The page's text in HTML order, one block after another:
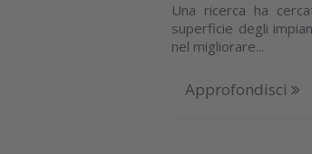
Una ricerca ha
superficie degli
nel migliorare...
Approfondisci